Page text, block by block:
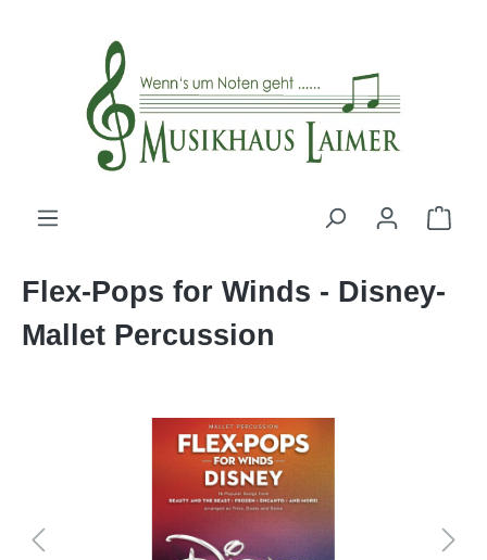
Flex-Pops for Winds - Disney-
Mallet Percussion